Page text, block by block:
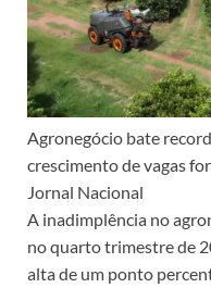
Agronegócio bate
crescimento de vagas
Jornal Nacional
A inadimplência no
no quarto trimestre de
alta de um ponto